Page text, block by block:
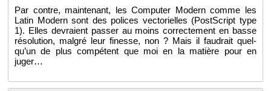
Par contre, main­te­nant, les Com­pu­ter Mo­dern comme les
Latin Mo­dern sont des po­lices vec­to­rielles (Post­Script type
1). Elles de­vraient pas­ser au moins cor­rec­te­ment en basse
ré­so­lu­tion, mal­gré leur fi­nesse, non ? Mais il fau­drait quel­
qu’un de plus com­pé­tent que moi en la ma­tière pour en
juger…